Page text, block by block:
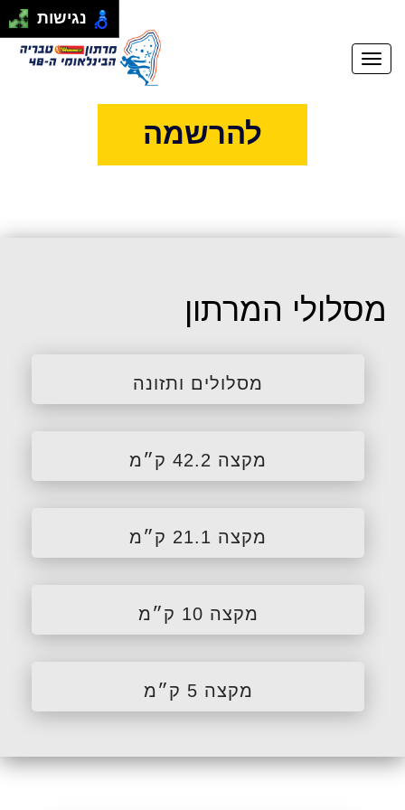
התחבר | הרשם
להרשמה
מסלולי המרתון
מסלולים ותזונה
מקצה 42.2 ק״מ
מקצה 21.1 ק״מ
מקצה 10 ק״מ
מקצה 5 ק״מ
נגישות